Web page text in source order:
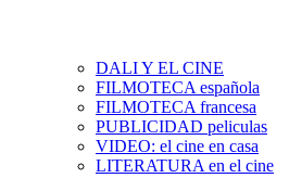
DALI Y EL CINE
FILMOTECA española
FILMOTECA francesa
PUBLICIDAD peliculas
VIDEO: el cine en casa
LITERATURA en el cine